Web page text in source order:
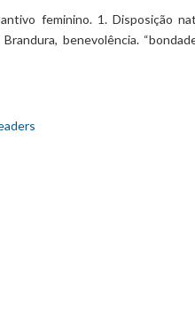
feminino. 1. Disposição
benevolência.